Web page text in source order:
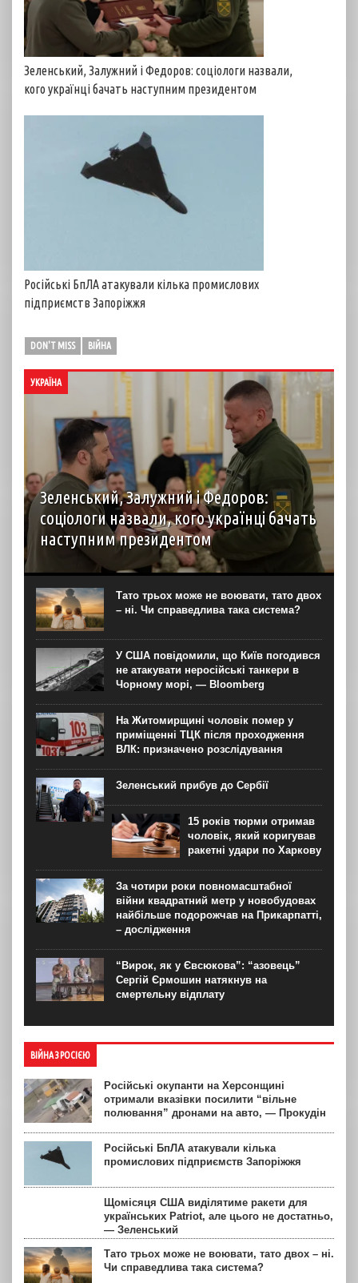
Зеленський, Залужний і Федоров: соціологи назвали,
кого українці бачать наступним президентом
Російські БпЛА атакували кілька промислових
підприємств Запоріжжя
DON'T MISS ВІЙНА
УКРАЇНА
Зеленський, Залужний і Федоров:
соціологи назвали, кого українці бачать
наступним президентом
Наразі в разі проведення президентських виборів
більшість українців обрали б на цю посаду чинного
президента Володимира Зеленського. На другому місці
за підтримкою виборців опинився колишній
головнокомандувач ЗСУ, а тепер...
Тато трьох може не воювати, тато двох
– ні. Чи справедлива така система?
У США повідомили, що Київ погодився
не атакувати неросійські танкери в
Чорному морі, — Bloomberg
На Житомирщині чоловік помер у
приміщенні ТЦК після проходження
ВЛК: призначено розслідування
Зеленський прибув до Сербії
15 років тюрми отримав
чоловік, який коригував
ракетні удари по Харкову
За чотири роки повномасштабної
війни квадратний метр у новобудовах
найбільше подорожчав на Прикарпатті,
– дослідження
“Вирок, як у Євсюкова”: “азовець”
Сергій Єрмошин натякнув на
смертельну відплату
ВІЙНА З РОСІЄЮ
Російські окупанти на Херсонщині
отримали вказівки посилити “вільне
полювання” дронами на авто, — Прокудін
Російські БпЛА атакували кілька
промислових підприємств Запоріжжя
Щомісяця США виділятиме ракети для
українських Patriot, але цього не достатньо,
— Зеленський
Тато трьох може не воювати, тато двох – ні.
Чи справедлива така система?